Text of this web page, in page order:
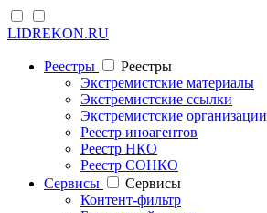
LIDREKON.RU
Реестры
Реестры
Экстремистские материалы
Экстремистские ссылки
Экстремистские организации
Реестр иноагентов
Реестр НКО
Реестр СОНКО
Cервисы
Cервисы
Контент-фильтр